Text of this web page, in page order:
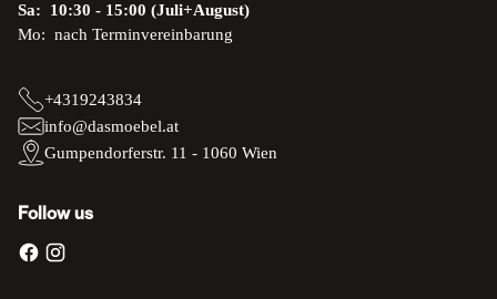
Sa: 10:30 - 15:00 (Juli+August)
Mo: nach Terminvereinbarung
+4319243834
info@dasmoebel.at
Gumpendorferstr. 11 - 1060 Wien
Follow us